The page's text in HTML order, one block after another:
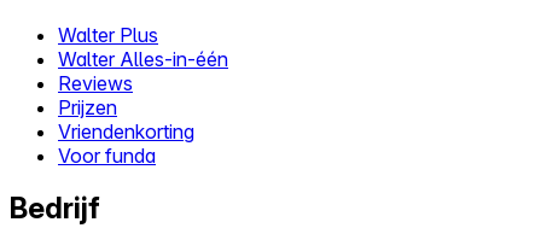
Walter Plus
Walter Alles-in-één
Reviews
Prijzen
Vriendenkorting
Voor funda
Bedrijf